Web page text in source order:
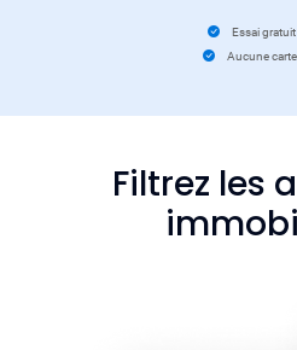
Essai
Aucune
Filtrez les